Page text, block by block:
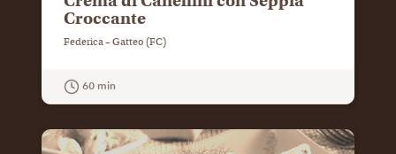
Croccante
Federica – Gatteo (FC)
60 min